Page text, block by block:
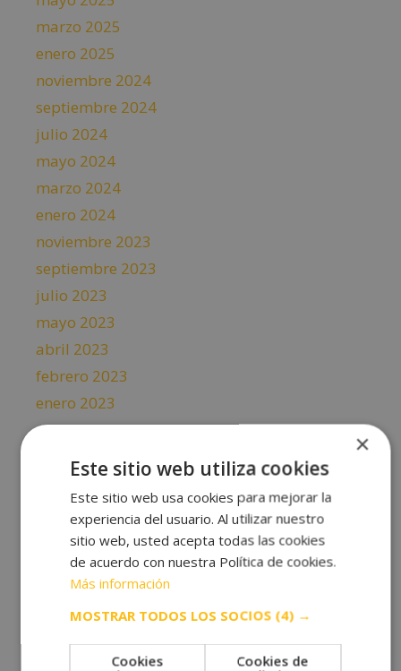
marzo 2025
enero 2025
noviembre 2024
septiembre 2024
julio 2024
mayo 2024
marzo 2024
enero 2024
noviembre 2023
septiembre 2023
julio 2023
mayo 2023
abril 2023
febrero 2023
enero 2023
diciembre 2022
noviembre 2022
septiembre 2022
agosto 2022
julio 2022
junio 2022
mayo 2022
abril 2022
×
Este sitio web utiliza cookies
Este sitio web usa cookies para mejorar la
experiencia del usuario. Al utilizar nuestro
sitio web, usted acepta todas las cookies
de acuerdo con nuestra Política de cookies.
Más información
MOSTRAR TODOS LOS SOCIOS (4) →
Cookies
Cookies de